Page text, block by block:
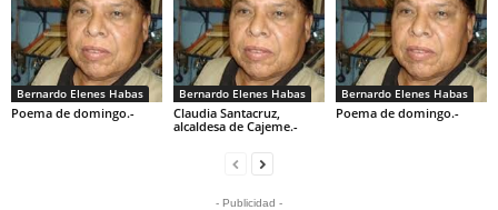
Bernardo Elenes Habas
Poema de domingo.-
Bernardo Elenes Habas
Claudia Santacruz,
alcaldesa de Cajeme.-
Bernardo Elenes Habas
Poema de domingo.-
- Publicidad -